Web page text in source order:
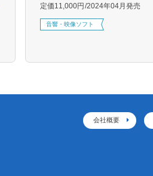
定価11,000円 2024年04月発売
音響・映像ソフト
会社概要